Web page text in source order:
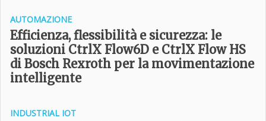
AUTOMAZIONE
Efficienza, flessibilità e sicurezza: le
soluzioni CtrlX Flow6D e CtrlX Flow HS
di Bosch Rexroth per la movimentazione
intelligente
INDUSTRIAL IOT